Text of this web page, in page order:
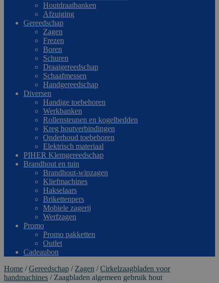
Houtdraaibanken
Afzuiging
Gereedschap
Zagen
Frezen
Boren
Schuren
Draaigereedschap
Schaafmessen
Handgereedschap
Diversen
Handige toebehoren
Werkbanken
Rollensteunen en kogelbedden
Kreg houtverbindingen
Onderhoud toebehoren
Elektrisch materiaal
PIHER Klemgereedschap
Brandhout en tuin
Brandhout-wipzagen
Kliefmachines
Hakselaars
Brikettenpers
Mobiele zagerij
Werfzagen
Promo
Promo pakketten
Outlet
Cadeaubon
Home /Gereedschap / Zagen /Cirkelzaagbladen voor
handmachines / Zaagbladen algemeen gebruik hout